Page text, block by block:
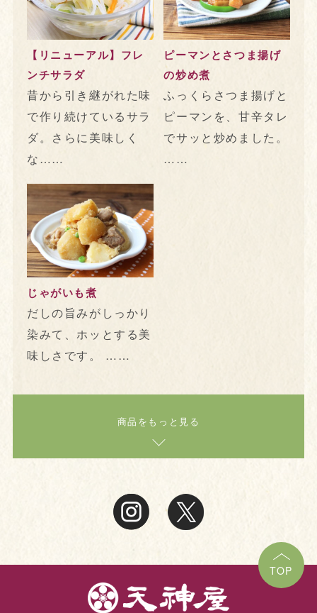
【リニューアル】フレ
ンチサラダ
昔から引き継がれた味
で作り続けているサラ
ダ。さらに美味しく
な……
ピーマンとさつま揚げ
の炒め煮
ふっくらさつま揚げと
ピーマンを、甘辛タレ
でサッと炒めました。
……
じゃがいも煮
だしの旨みがしっかり
染みて、ホッとする美
味しさです。 ……
商品をもっと見る
TOP